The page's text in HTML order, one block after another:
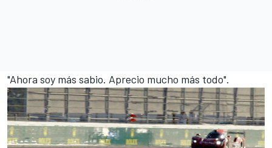
"Ahora soy más sabio. Aprecio mucho más todo".